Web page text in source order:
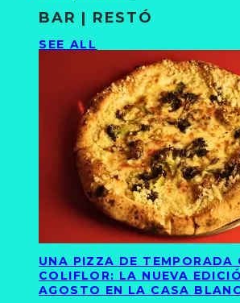
BAR | RESTÓ
SEE ALL
UNA PIZZA DE TEMPORADA
COLIFLOR: LA NUEVA
AGOSTO EN LA CASA